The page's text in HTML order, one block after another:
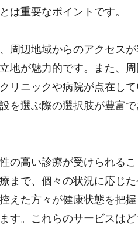
は重要なポイントです。
周辺地域からのアクセス
地が魅力的です。また、
リニックや病院が点在し
を選ぶ際の選択肢が豊富
の高い診療が受けられる
まで、個々の状況に応じ
えた方々が健康状態を把
す。これらのサービスは